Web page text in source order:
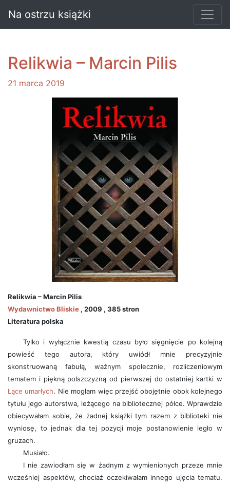
Na ostrzu książki
Relikwia – Marcin Pilis
21 marca 2019
Relikwia – Marcin Pilis
Wydawnictwo Bliskie , 2009 , 385 stron
Literatura polska
Tylko i wyłącznie kwestią czasu było sięgnięcie po kolejną
powieść tego autora, który uwiódł mnie precyzyjnie
skonstruowaną fabułą, ważnym społecznie, rozliczeniowym
tematem i piękną polszczyzną od pierwszej do ostatniej kartki w
Łące umarłych. Nie mogłam więc przejść obojętnie obok kolejnego
tytułu jego autorstwa, leżącego na bibliotecznej półce. Wprawdzie
obiecywałam sobie, że żadnej książki tym razem z biblioteki nie
wyniosę, to jednak dla tej pozycji moje postanowienie legło w
gruzach.
Musiało.
I nie zawiodłam się w żadnym z wymienionych przeze mnie
wcześniej aspektów, chociaż oczekiwałam innego ujęcia tematu.